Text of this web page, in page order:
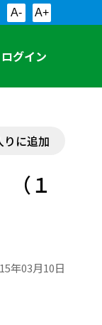
A- A+
ログイン
りに追加
１
年03月10日